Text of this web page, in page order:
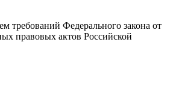
требований Федерального закона от
правовых актов Российской